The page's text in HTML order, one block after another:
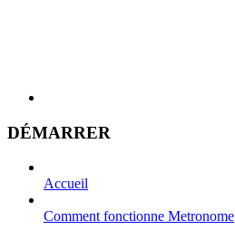
DÉMARRER
Accueil
Comment fonctionne Metronome